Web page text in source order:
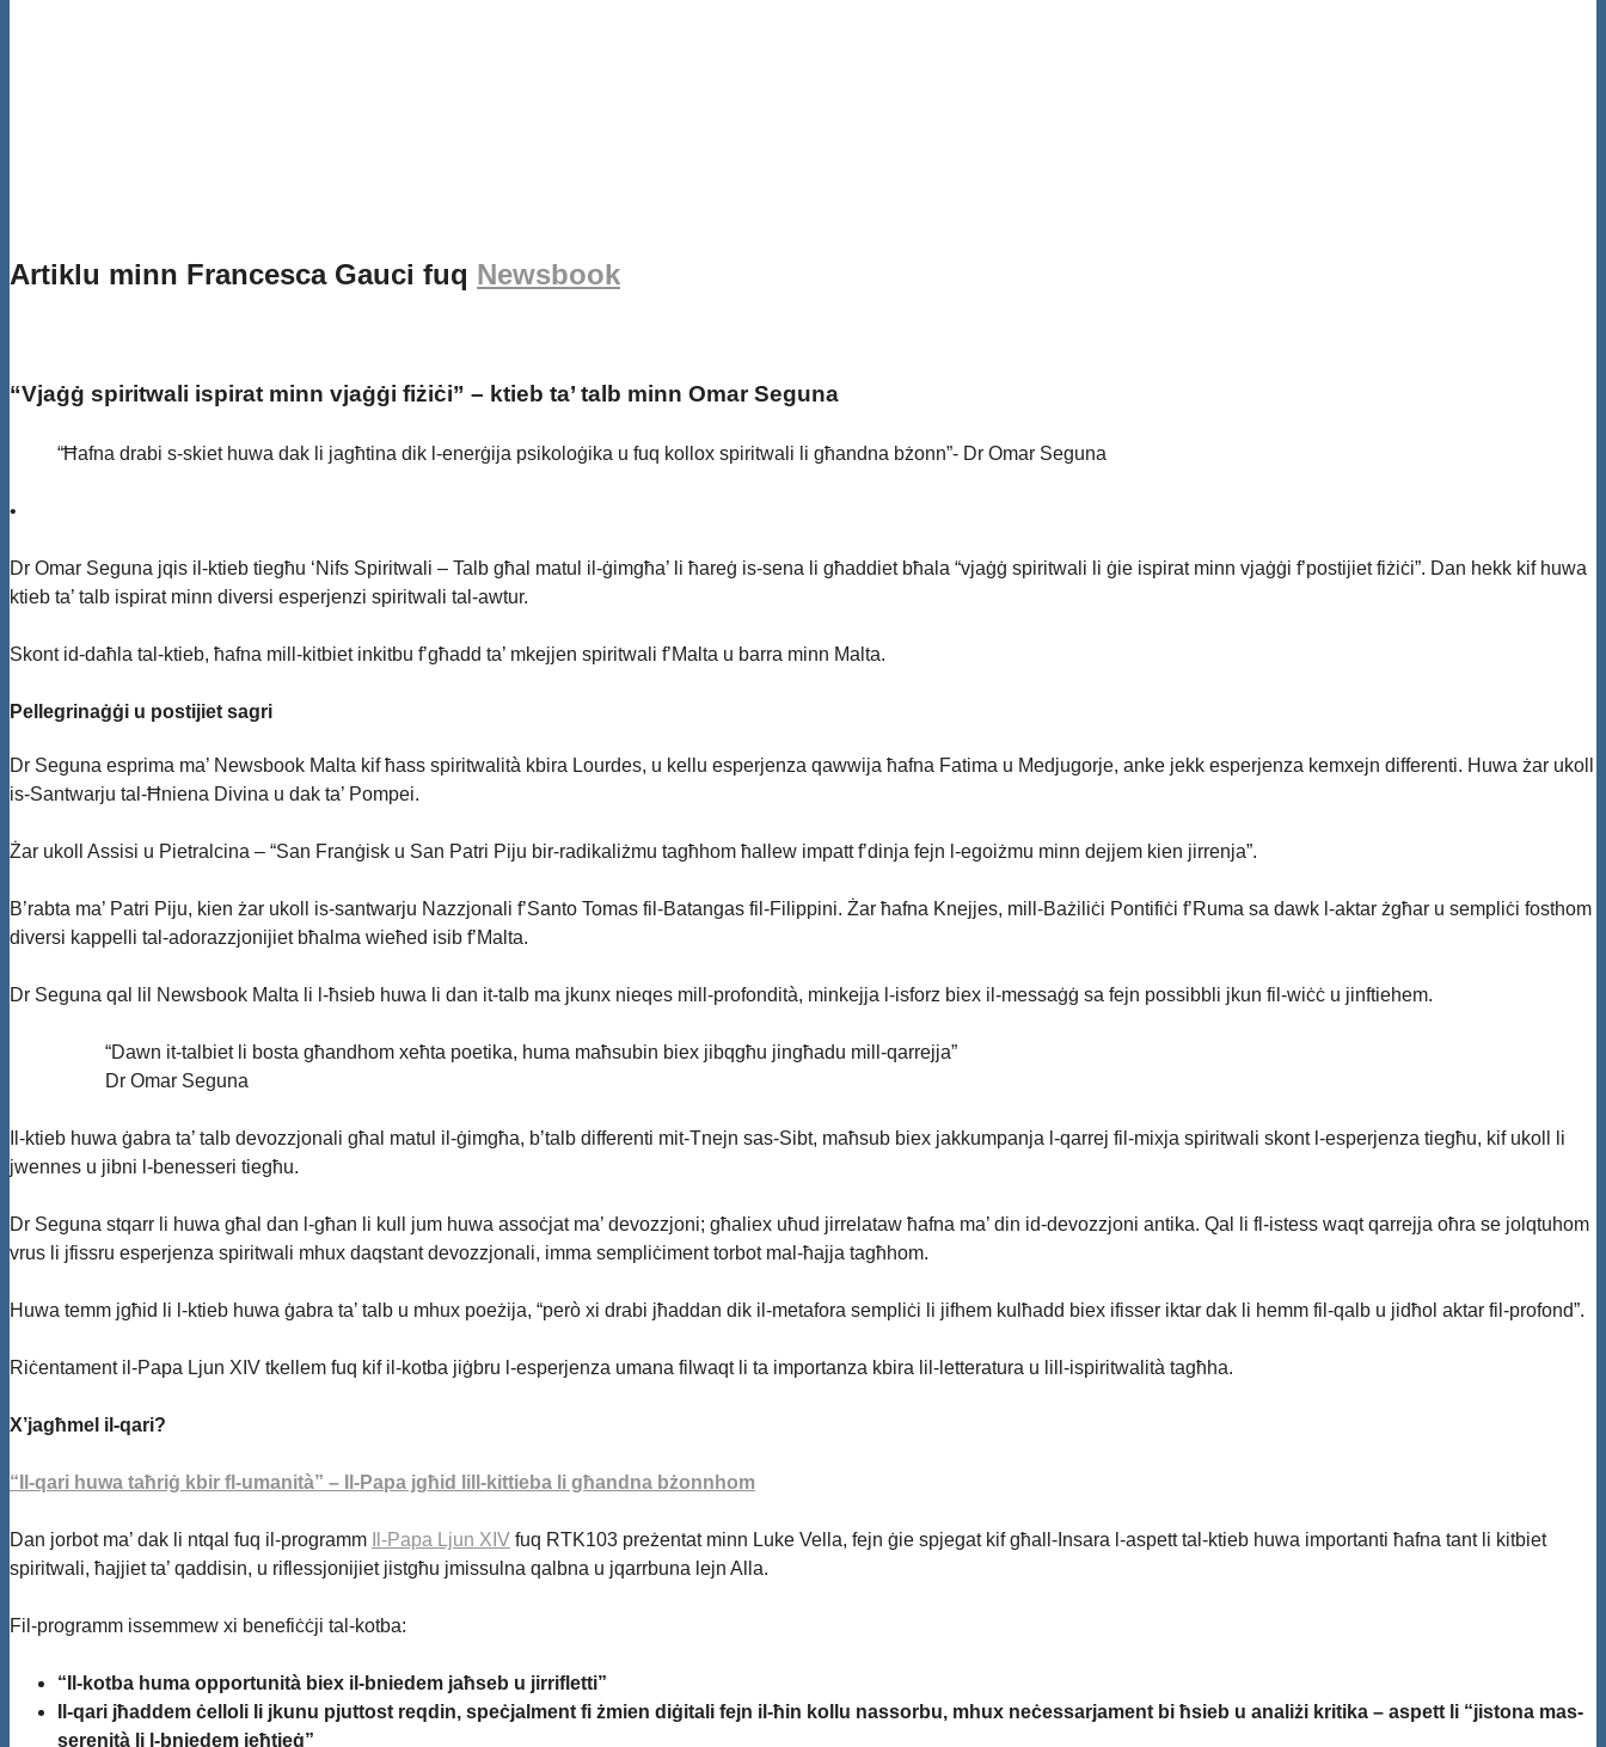
Artiklu minn Francesca Gauci fuq Newsbook
“Vjaġġ spiritwali ispirat minn vjaġġi fiżiċi” – ktieb ta’ talb minn Omar Seguna
“Ħafna drabi s-skiet huwa dak li jagħtina dik l-enerġija psikoloġika u fuq kollox spiritwali li għandna bżonn”- Dr Omar Seguna
•
Dr Omar Seguna jqis il-ktieb tiegħu ‘Nifs Spiritwali – Talb għal matul il-ġimgħa’ li ħareġ is-sena li għaddiet bħala “vjaġġ spiritwali li ġie ispirat minn vjaġġi f’postijiet fiżiċi”. Dan hekk kif huwa
ktieb ta’ talb ispirat minn diversi esperjenzi spiritwali tal-awtur.
Skont id-daħla tal-ktieb, ħafna mill-kitbiet inkitbu f’għadd ta’ mkejjen spiritwali f’Malta u barra minn Malta.
Pellegrinaġġi u postijiet sagri
Dr Seguna esprima ma’ Newsbook Malta kif ħass spiritwalità kbira Lourdes, u kellu esperjenza qawwija ħafna Fatima u Medjugorje, anke jekk esperjenza kemxejn differenti. Huwa żar ukoll
is-Santwarju tal-Ħniena Divina u dak ta’ Pompei.
Żar ukoll Assisi u Pietralcina – “San Franġisk u San Patri Piju bir-radikaliżmu tagħhom ħallew impatt f’dinja fejn l-egoiżmu minn dejjem kien jirrenja”.
B’rabta ma’ Patri Piju, kien żar ukoll is-santwarju Nazzjonali f’Santo Tomas fil-Batangas fil-Filippini. Żar ħafna Knejjes, mill-Bażiliċi Pontifiċi f’Ruma sa dawk l-aktar żgħar u sempliċi fosthom
diversi kappelli tal-adorazzjonijiet bħalma wieħed isib f’Malta.
Dr Seguna qal lil Newsbook Malta li l-ħsieb huwa li dan it-talb ma jkunx nieqes mill-profondità, minkejja l-isforz biex il-messaġġ sa fejn possibbli jkun fil-wiċċ u jinftiehem.
“Dawn it-talbiet li bosta għandhom xeħta poetika, huma maħsubin biex jibqgħu jingħadu mill-qarrejja”
Dr Omar Seguna
Il-ktieb huwa ġabra ta’ talb devozzjonali għal matul il-ġimgħa, b’talb differenti mit-Tnejn sas-Sibt, maħsub biex jakkumpanja l-qarrej fil-mixja spiritwali skont l-esperjenza tiegħu, kif ukoll li
jwennes u jibni l-benesseri tiegħu.
Dr Seguna stqarr li huwa għal dan l-għan li kull jum huwa assoċjat ma’ devozzjoni; għaliex uħud jirrelataw ħafna ma’ din id-devozzjoni antika. Qal li fl-istess waqt qarrejja oħra se jolqtuhom
vrus li jfissru esperjenza spiritwali mhux daqstant devozzjonali, imma sempliċiment torbot mal-ħajja tagħhom.
Huwa temm jgħid li l-ktieb huwa ġabra ta’ talb u mhux poeżija, “però xi drabi jħaddan dik il-metafora sempliċi li jifhem kulħadd biex ifisser iktar dak li hemm fil-qalb u jidħol aktar fil-profond”.
Riċentament il-Papa Ljun XIV tkellem fuq kif il-kotba jiġbru l-esperjenza umana filwaqt li ta importanza kbira lil-letteratura u lill-ispiritwalità tagħha.
X’jagħmel il-qari?
“Il-qari huwa taħriġ kbir fl-umanità” – Il-Papa jgħid lill-kittieba li għandna bżonnhom
Dan jorbot ma’ dak li ntqal fuq il-programm Il-Papa Ljun XIV fuq RTK103 preżentat minn Luke Vella, fejn ġie spjegat kif għall-Insara l-aspett tal-ktieb huwa importanti ħafna tant li kitbiet
spiritwali, ħajjiet ta’ qaddisin, u riflessjonijiet jistgħu jmissulna qalbna u jqarrbuna lejn Alla.
Fil-programm issemmew xi benefiċċji tal-kotba:
“Il-kotba huma opportunità biex il-bniedem jaħseb u jirrifletti”
Il-qari jħaddem ċelloli li jkunu pjuttost reqdin, speċjalment fi żmien diġitali fejn il-ħin kollu nassorbu, mhux neċessarjament bi ħsieb u analiżi kritika – aspett li “jistona mas-
serenità li l-bniedem jeħtieġ”